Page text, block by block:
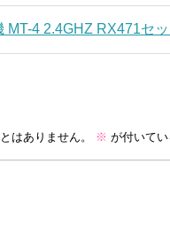
MT-4 2.4GHZ RX471セ
はありません。 ※ が付いて